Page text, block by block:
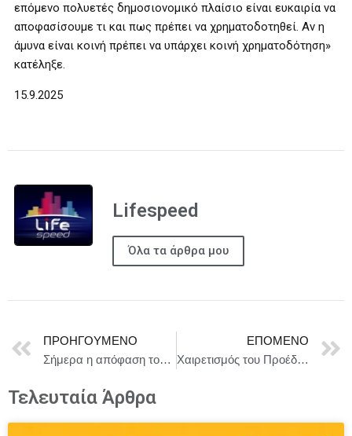
επόμενο πολυετές δημοσιονομικό πλαίσιο είναι ευκαιρία να
αποφασίσουμε τι και πως πρέπει να χρηματοδοτηθεί. Αν η
άμυνα είναι κοινή πρέπει να υπάρχει κοινή χρηματοδότηση»
κατέληξε.
15.9.2025
Lifespeed
Όλα τα άρθρα μου
ΠΡΟΗΓΟΎΜΕΝΟ
Σήμερα η απόφαση του δικαστηρίου για τους «Μάξιμο Σαράφη» και «Αικατερίνη Κελέση»
ΕΠΌΜΕΝΟ
Χαιρετισμός του Προέδρου της Δημοκρατίας Κωνσταντίνος Αν. Τασούλας στα εγκαίνια του Μουσείου Άννας Συνοδινού
Τελευταία Άρθρα